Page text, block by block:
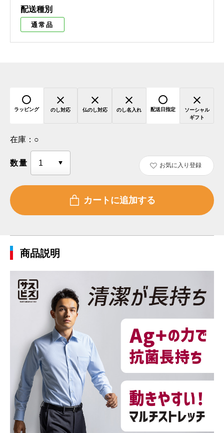
配送種別
通常品
ラッピング のし対応 仏のし対応 のし名入れ 配送日指定
ソーシャル
ギフト
在庫： ○
数量 お気に入り登録
商品説明